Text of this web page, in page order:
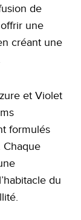
de
une
créant une
et Violet
formulés
Chaque
du